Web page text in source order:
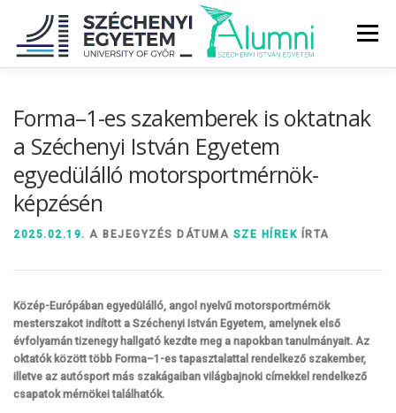
tartalomhoz
Menü
DIPLOMAÁTADÓ DIPLOMÁN TÚL
SZOLGÁLTATÁSOK ÉVFOLYAMOK
Forma–1-es szakemberek is oktatnak
a Széchenyi István Egyetem
egyedülálló motorsportmérnök-
képzésén
2025.02.19. A BEJEGYZÉS DÁTUMA SZE HÍREK ÍRTA
Közép-Európában egyedülálló, angol nyelvű motorsportmérnök
mesterszakot indított a Széchenyi István Egyetem, amelynek első
évfolyamán tizenegy hallgató kezdte meg a napokban tanulmányait. Az
oktatók között több Forma–1-es tapasztalattal rendelkező szakember,
illetve az autósport más szakágaiban világbajnoki címekkel rendelkező
csapatok mérnökei találhatók.